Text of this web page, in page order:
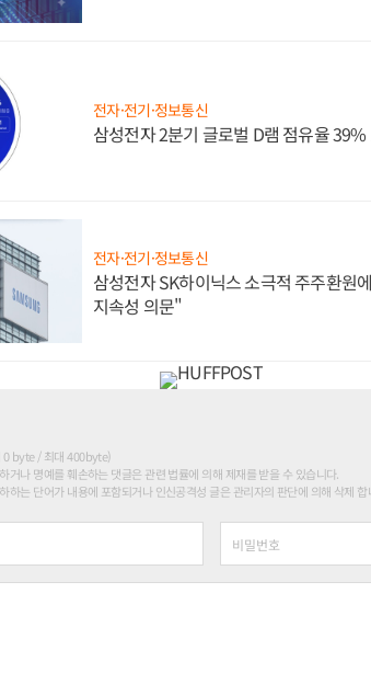
전자·전기·정보통신
삼성전자 2분기 글로벌 D램 점유율
전자·전기·정보통신
삼성전자 SK하이닉스 소극적 주주환원
지속성 의문"
0 byte / 최대 400byte)
거나 명예를 훼손하는 댓글은 관련 법률에 의해 제재를 받을 수 있습니다.
하는 단어가 내용에 포함되거나 인신공격성 글은 관리자의 판단에 의해 삭제 합